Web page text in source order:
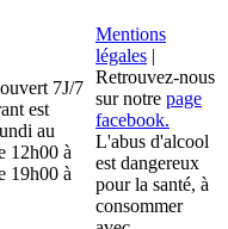
7J/7
est
au
12h00 à
19h00 à
Mentions
légales |
Retrouvez-nous
sur notre page
facebook.
L'abus d'alcool
est dangereux
pour la santé, à
consommer